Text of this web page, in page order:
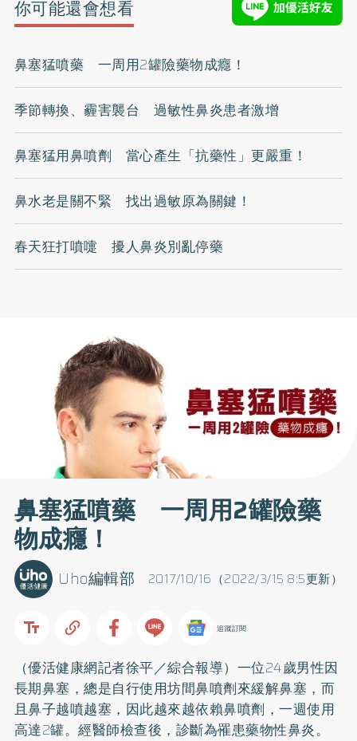
你可能還會想看
鼻塞猛噴藥 一周用2罐險藥物成癮！
季節轉換、霾害襲台 過敏性鼻炎患者激增
鼻塞猛用鼻噴劑 當心產生「抗藥性」更嚴重！
鼻水老是關不緊 找出過敏原為關鍵！
春天狂打噴嚏 擾人鼻炎別亂停藥
鼻塞猛噴藥 一周用2罐險藥
物成癮！
2017/10/16（2022/3/15 8:5更新）
Uho編輯部
追蹤訂閱
（優活健康網記者徐平／綜合報導）一位24歲男性因
長期鼻塞，總是自行使用坊間鼻噴劑來緩解鼻塞，而
且鼻子越噴越塞，因此越來越依賴鼻噴劑，一週使用
高達2罐。經醫師檢查後，診斷為罹患藥物性鼻炎。